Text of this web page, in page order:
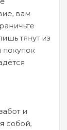
вам
тянут из
и
собой,